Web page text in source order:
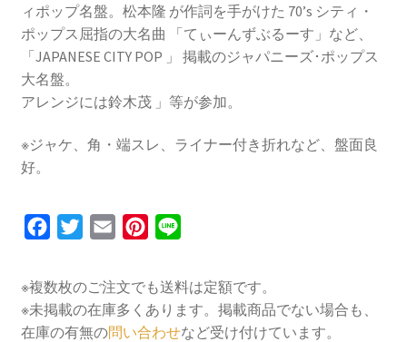
ィポップ名盤。松本隆 が作詞を手がけた 70’s シティ・
ポップス屈指の大名曲 「てぃーんずぶるーす」など、
「JAPANESE CITY POP 」 掲載のジャパニーズ･ポップス
大名盤。
アレンジには鈴木茂 」等が参加。
※ジャケ、角・端スレ、ライナー付き折れなど、盤面良
好。
c
e
b
t
t
a
i
l
n
t
e
n
e
※複数枚のご注文でも送料は定額です。
※未掲載の在庫多くあります。掲載商品でない場合も、
在庫の有無の問い合わせなど受け付けています。